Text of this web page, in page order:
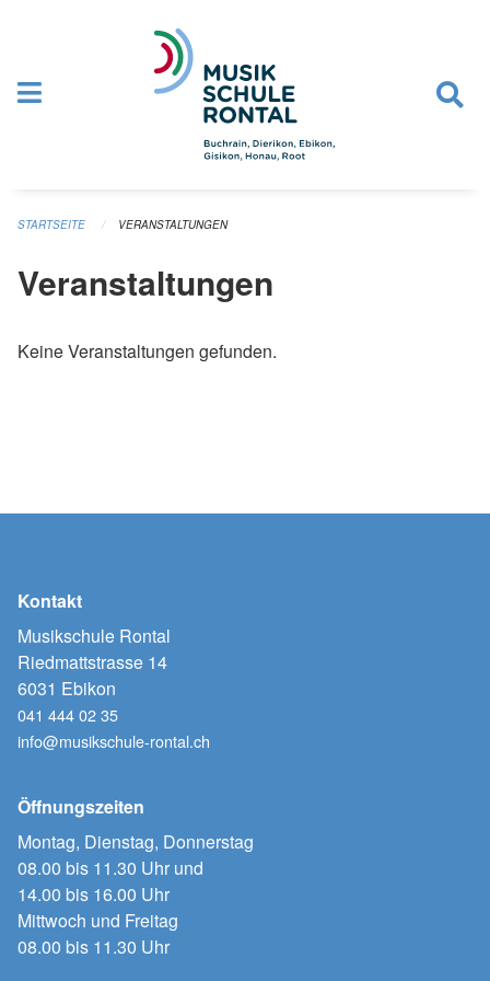
STARTSEITE VERANSTALTUNGEN
Veranstaltungen
Keine Veranstaltungen gefunden.
Kontakt
Musikschule Rontal
Riedmattstrasse 14
6031 Ebikon
041 444 02 35
info@musikschule-rontal.ch
Öffnungszeiten
Montag, Dienstag, Donnerstag
08.00 bis 11.30 Uhr und
14.00 bis 16.00 Uhr
Mittwoch und Freitag
08.00 bis 11.30 Uhr